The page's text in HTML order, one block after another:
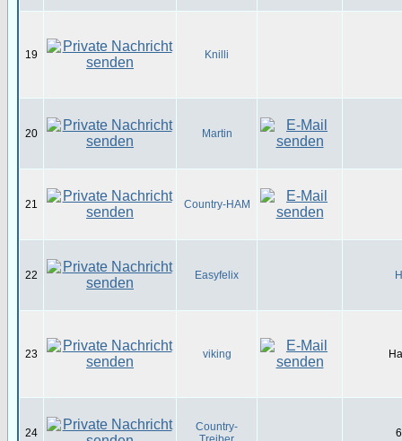
19 Knilli
20 Martin
21 Country-HAM
22 Easyfelix
23 viking
24
Country-